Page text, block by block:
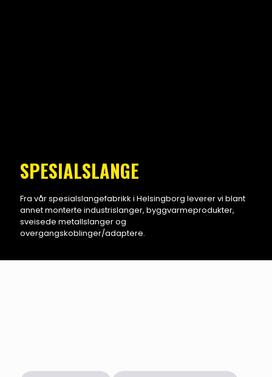
SPESIALSLANGE
Fra vår spesialslangefabrikk i Helsingborg leverer vi blant
annet monterte industrislanger, byggvarmeprodukter,
sveisede metallslanger og
overgangskoblinger/adaptere.